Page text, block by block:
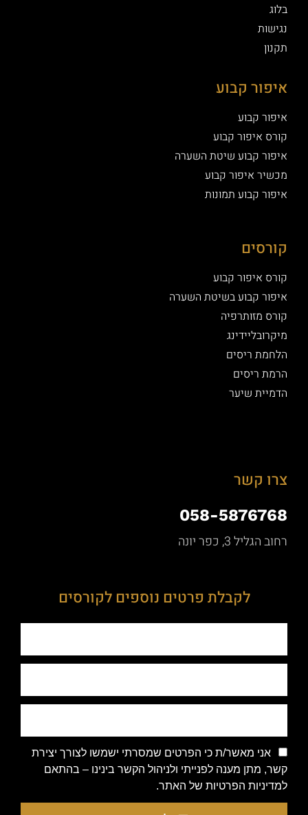
בלוג
נגישות
תקנון
איפור קבוע
איפור קבוע
קורס איפור קבוע
איפור קבוע שיטת השערה
מכשיר איפור קבוע
איפור קבוע תמונות
קורסים
קורס איפור קבוע
איפור קבוע בשיטת השערה
קורס מזותרפיה
מיקרובליידינג
הלחמת ריסים
הרמת ריסים
הדמיית שיער
צרו קשר
058-5876768
רחוב הגליל 3, כפר יונה
לקבלת פרטים נוספים לקורסים
אני מאשר/ת כי הפרטים שמסרתי ישמשו לצורך יצירת
קשר, מתן מענה לפנייתי ולניהול הקשר בינינו – בהתאם
למדיניות הפרטיות של האתר.